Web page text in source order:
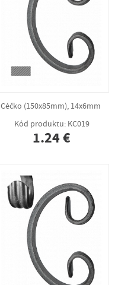
Céčko (150x85mm), 14x6mm
Kód produktu: KC019
1.24 €